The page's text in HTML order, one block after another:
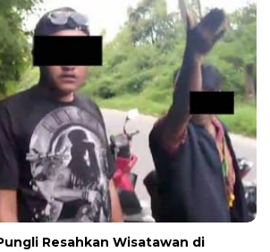
Resahkan Wisatawan di